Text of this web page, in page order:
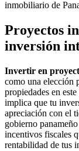
inmobiliario de
Proyectos
inversión
Invertir en
como una elección
propiedades en
implica que tu
apreciación con el
gobierno
incentivos fiscales
rentabilidad de tus